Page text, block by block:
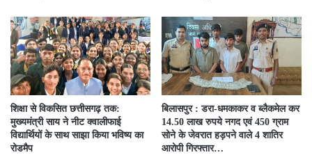
शिक्षा से विकसित छत्तीसगढ़ तक:
मुख्यमंत्री साय ने नीट क्वालीफाई
विद्यार्थियों के साथ साझा किया भविष्य का
रोडमैप
बिलासपुर : डरा-धमकाकर व ब्लैकमेल कर
14.50 लाख रुपये नगद एवं 450 ग्राम
सोने के जेवरात हड़पने वाले 4 शातिर
आरोपी गिरफ्तार…